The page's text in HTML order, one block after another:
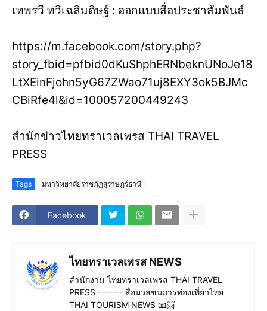
เทพรวี ทวีเฉลิมดิษฐ์ : ออกแบบสื่อประชาสัมพันธ์
https://m.facebook.com/story.php?
story_fbid=pfbid0dKuShphERNbeknUNoJe18
LtXEinFjohn5yG67ZWao71uj8EXY3ok5BJMc
CBiRfe4l&id=100057200449243
สำนักข่าวไทยทราเวลเพรส THAI TRAVEL
PRESS
Tags มหาวิทยาลัยราชภัฏสุราษฎร์ธานี
Facebook
ไทยทราเวลเพรส NEWS
สำนักงาน ไทยทราเวลเพรส THAI TRAVEL
PRESS ------- สื่อมวลชนการท่องเที่ยวไทย
THAI TOURISM NEWS 📧📨